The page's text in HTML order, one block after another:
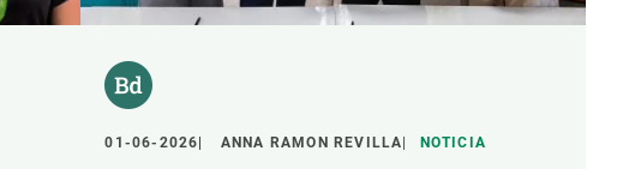
01-06-2026 ANNA RAMON REVILLA NOTICIA